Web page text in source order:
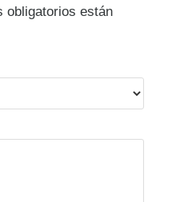
obligatorios están